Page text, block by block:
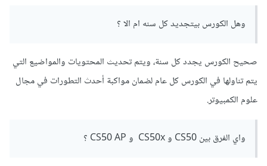
وهل الكورس بيتجديد كل سنه ام الا ؟
صحيح الكورس يجدد كل سنة، ويتم تحديث المحتويات والمواضيع التي
يتم تناولها في الكورس كل عام لضمان مواكبة أحدث التطورات في مجال
علوم الكمبيوتر.
واي الفرق بين CS50 و CS50x و CS50 AP ؟